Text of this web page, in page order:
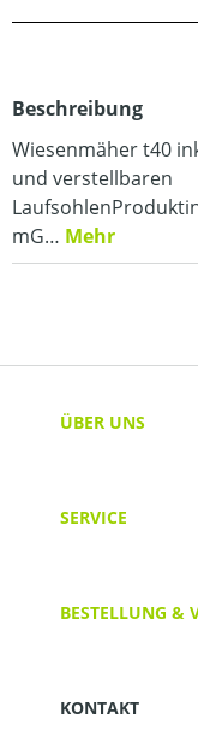
Beschreibung
Wiesenmäher t40
und verstellbaren
mG… Mehr
ÜBER UNS
SERVICE
BESTELLUNG &
KONTAKT